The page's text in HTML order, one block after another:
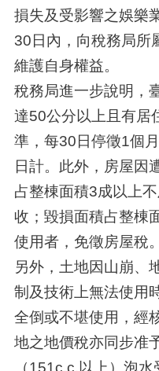
損失及受影響之娛樂
30日內，向稅務局所
維護自身權益。
稅務局進一步說明，
達50公分以上且有居
準，每30日停徵1個
日計。此外，房屋因
占整棟面積3成以上
收；毀損面積占整棟
使用者，免徵房屋稅。
另外，土地因山崩、
制及技術上無法使用
全倒或不堪使用，經
地之地價稅亦同步准
（151c.c.以上）泡